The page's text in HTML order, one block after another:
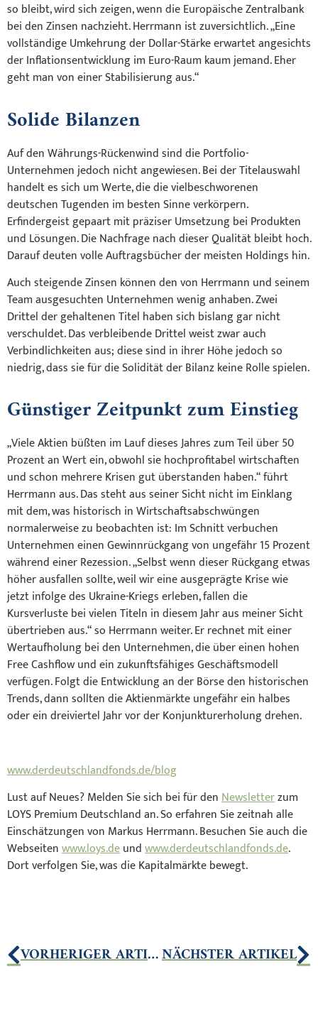
so bleibt, wird sich zeigen, wenn die Europäische Zentralbank
bei den Zinsen nachzieht. Herrmann ist zuversichtlich. „Eine
vollständige Umkehrung der Dollar-Stärke erwartet angesichts
der Inflationsentwicklung im Euro-Raum kaum jemand. Eher
geht man von einer Stabilisierung aus.“
Solide Bilanzen
Auf den Währungs-Rückenwind sind die Portfolio-
Unternehmen jedoch nicht angewiesen. Bei der Titelauswahl
handelt es sich um Werte, die die vielbeschworenen
deutschen Tugenden im besten Sinne verkörpern.
Erfindergeist gepaart mit präziser Umsetzung bei Produkten
und Lösungen. Die Nachfrage nach dieser Qualität bleibt hoch.
Darauf deuten volle Auftragsbücher der meisten Holdings hin.
Auch steigende Zinsen können den von Herrmann und seinem
Team ausgesuchten Unternehmen wenig anhaben. Zwei
Drittel der gehaltenen Titel haben sich bislang gar nicht
verschuldet. Das verbleibende Drittel weist zwar auch
Verbindlichkeiten aus; diese sind in ihrer Höhe jedoch so
niedrig, dass sie für die Solidität der Bilanz keine Rolle spielen.
Günstiger Zeitpunkt zum Einstieg
„Viele Aktien büßten im Lauf dieses Jahres zum Teil über 50
Prozent an Wert ein, obwohl sie hochprofitabel wirtschaften
und schon mehrere Krisen gut überstanden haben.“ führt
Herrmann aus. Das steht aus seiner Sicht nicht im Einklang
mit dem, was historisch in Wirtschaftsabschwüngen
normalerweise zu beobachten ist: Im Schnitt verbuchen
Unternehmen einen Gewinnrückgang von ungefähr 15 Prozent
während einer Rezession. „Selbst wenn dieser Rückgang etwas
höher ausfallen sollte, weil wir eine ausgeprägte Krise wie
jetzt infolge des Ukraine-Kriegs erleben, fallen die
Kursverluste bei vielen Titeln in diesem Jahr aus meiner Sicht
übertrieben aus.“ so Herrmann weiter. Er rechnet mit einer
Wertaufholung bei den Unternehmen, die über einen hohen
Free Cashflow und ein zukunftsfähiges Geschäftsmodell
verfügen. Folgt die Entwicklung an der Börse den historischen
Trends, dann sollten die Aktienmärkte ungefähr ein halbes
oder ein dreiviertel Jahr vor der Konjunkturerholung drehen.
www.derdeutschlandfonds.de/blog
Lust auf Neues? Melden Sie sich bei für denNewsletterzum
LOYS Premium Deutschland an. So erfahren Sie zeitnah alle
Einschätzungen von Markus Herrmann. Besuchen Sie auch die
Webseitenwww.loys.deundwww.derdeutschlandfonds.de.
Dort verfolgen Sie, was die Kapitalmärkte bewegt.
VORHERIGER ARTIKELNÄCHSTER ARTIKEL